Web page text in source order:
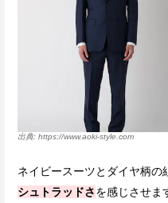
https://www.aoki-style.com
ネイビースーツとダイヤ柄の
シュトラッドさを感じさせま